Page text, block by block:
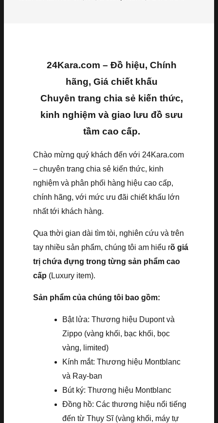
24Kara.com – Đồ hiệu, Chính
hãng, Giá chiết khấu
Chuyên trang chia sẻ kiến thức,
kinh nghiệm và giao lưu đồ sưu
tầm cao cấp.
Chào mừng quý khách đến với 24Kara.com
– chuyên trang chia sẻ kiến thức, kinh
nghiệm và phân phối hàng hiệu cao cấp,
chính hãng, với mức ưu đãi chiết khấu lớn
nhất tới khách hàng.
Qua thời gian dài tìm tòi, nghiên cứu và trên
tay nhiều sản phẩm, chúng tôi am hiểu rõ giá
trị chứa đựng trong từng sản phẩm cao
cấp (Luxury item).
Sản phẩm của chúng tôi bao gồm:
Bật lửa: Thương hiệu Dupont và
Zippo (vàng khối, bạc khối, bọc
vàng, limited)
Kính mắt: Thương hiệu Montblanc
và Ray-ban
Bút ký: Thương hiệu Montblanc
Đồng hồ: Các thương hiệu nổi tiếng
đến từ Thụy Sĩ (vàng khối, máy tự